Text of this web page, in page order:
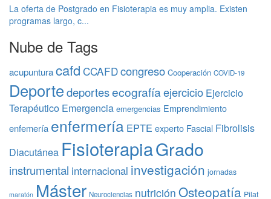
La oferta de Postgrado en Fisioterapia es muy amplia. Existen
programas largo, c...
Nube de Tags
acupunturacafd CCAFDcongreso Cooperación COVID-19
Deportedeportesecografíaejercicio Ejercicio
Terapéutico Emergencia emergencias Emprendimiento
enfemería enfermería EPTE experto Fascial Fibrolisis
Diacutánea FisioterapiaGrado
instrumental internacional investigación jornadas
maratón Máster Neurociencias nutrición Osteopatía Pilat